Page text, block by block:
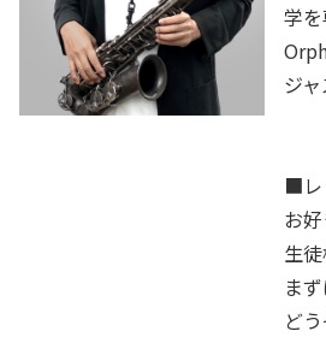
学
ジ
■レ
お
生
ま
ど